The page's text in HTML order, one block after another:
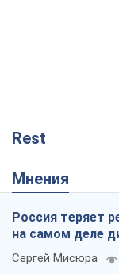
Rest
Мнения
Россия теряет
на самом деле
Сергей Мисюра